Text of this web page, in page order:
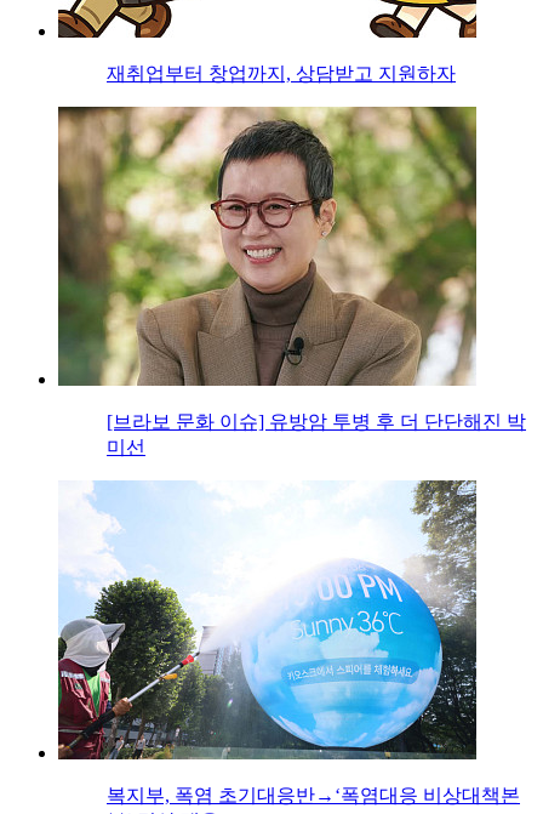
재취업부터 창업까지, 상담받고 지원하자
[브라보 문화 이슈] 유방암 투병 후 더 단단해진 박
미선
복지부, 폭염 초기대응반→‘폭염대응 비상대책본